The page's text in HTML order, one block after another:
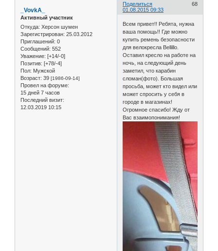
Поделиться
68
01.08.2015 09:33
_VovkA_
Активный участник
Откуда: Херсон шумен
Зарегистрирован: 25.03.2012
Приглашений: 0
Сообщений: 552
Уважение: [+14/-0]
Позитив: [+78/-4]
Пол: Мужской
Возраст: 39 [1986-09-14]
Провел на форуме:
15 дней 7 часов
Последний визит:
12.03.2019 10:15
Всем привет!! Ребята, нужна
ваша помощь!! Где можно
купить ремень безопасности
для велокресла Bellillo.
Оставил кресло на работе на
ночь, на следующий день
заметил, что карабин
сломан(фото). Большая
просьба, может кто видел или
может спросить у себя в
городе в магазинах!
Огромное спасибо! Жду от
Вас взаимопонимания!